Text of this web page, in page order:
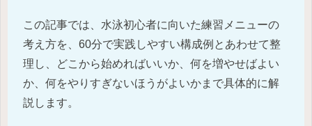
この記事では、水泳初心者に向いた練習メニューの
考え方を、60分で実践しやすい構成例とあわせて整
理し、どこから始めればいいか、何を増やせばよい
か、何をやりすぎないほうがよいかまで具体的に解
説します。